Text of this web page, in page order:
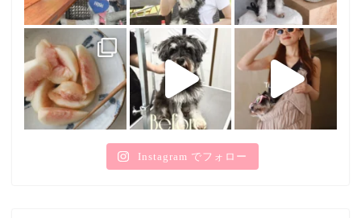
Instagram でフォロー